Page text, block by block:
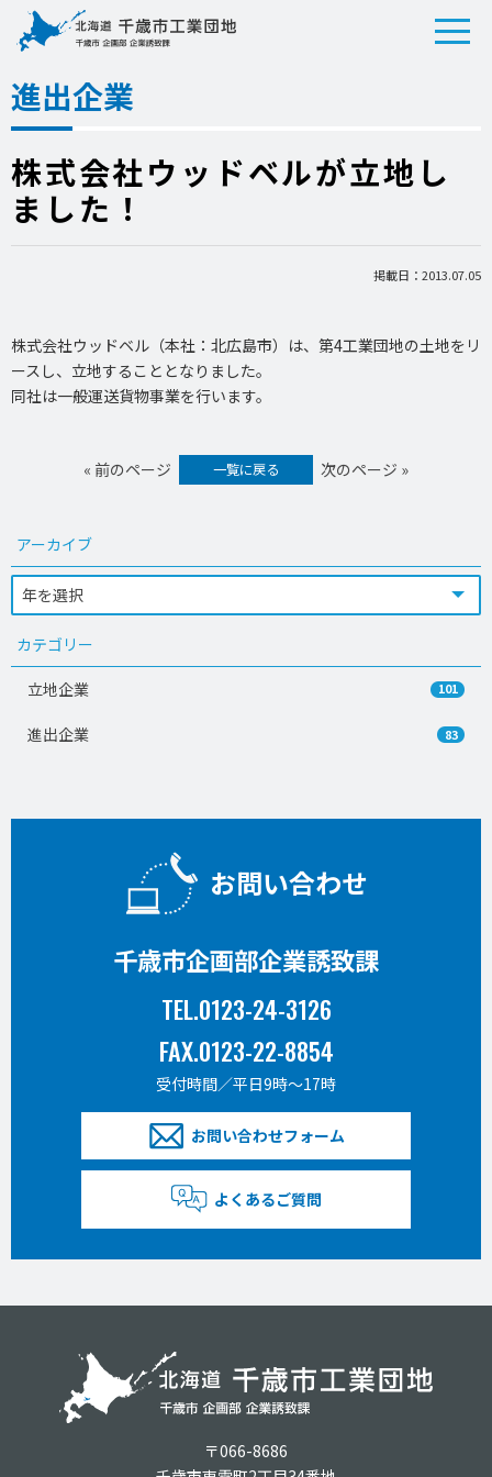
進出企業
株式会社ウッドベルが立地し
ました！
掲載日：2013.07.05
株式会社ウッドベル（本社：北広島市）は、第4工業団地の土地をリ
ースし、立地することとなりました。
同社は一般運送貨物事業を行います。
« 前のページ 一覧に戻る 次のページ »
アーカイブ
カテゴリー
立地企業 101
進出企業 83
お問い合わせ
千歳市企画部企業誘致課
TEL.0123-24-3126
FAX.0123-22-8854
受付時間／平日9時〜17時
お問い合わせフォーム
よくあるご質問
〒066-8686